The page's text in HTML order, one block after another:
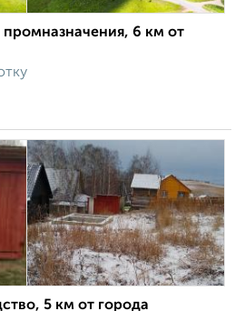
промназначения, 6 км от
5 км от города